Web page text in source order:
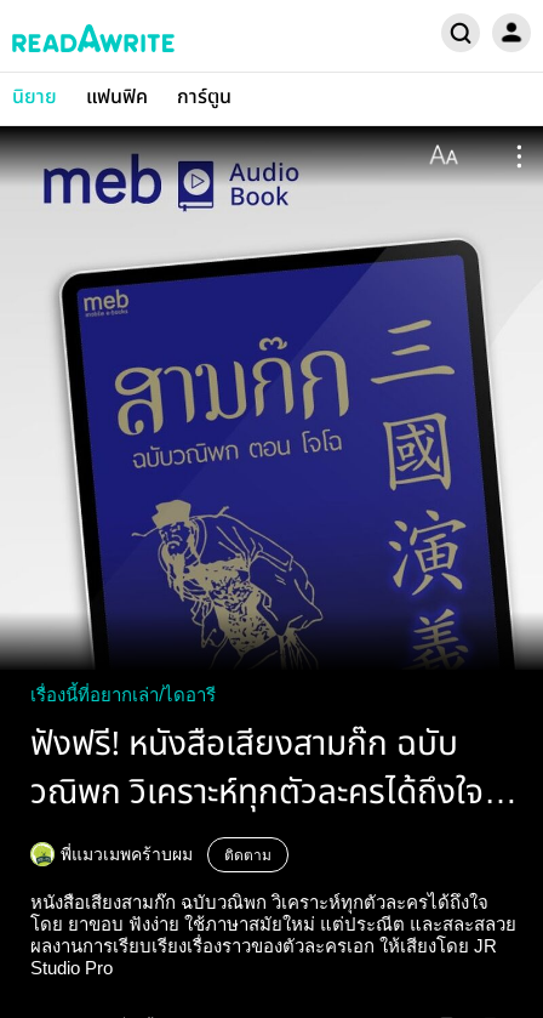
นิยาย แฟนฟิค การ์ตูน
เรื่องนี้ที่อยากเล่า/ไดอารี
ฟังฟรี! หนังสือเสียงสามก๊ก ฉบับ
วณิพก วิเคราะห์ทุกตัวละครได้ถึงใจ
โดย ยาขอบ
พี่แมวเมพคร้าบผม ติดตาม
หนังสือเสียงสามก๊ก ฉบับวณิพก วิเคราะห์ทุกตัวละครได้ถึงใจ
โดย ยาขอบ ฟังง่าย ใช้ภาษาสมัยใหม่ แต่ประณีต และสละสลวย
ผลงานการเรียบเรียงเรื่องราว​ของตัวละครเอก ให้เสียงโดย JR
Studio Pro